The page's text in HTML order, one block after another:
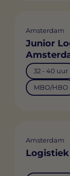
Amsterdam
Junior
32 - 40 uur
MBO/HBO
Amsterdam